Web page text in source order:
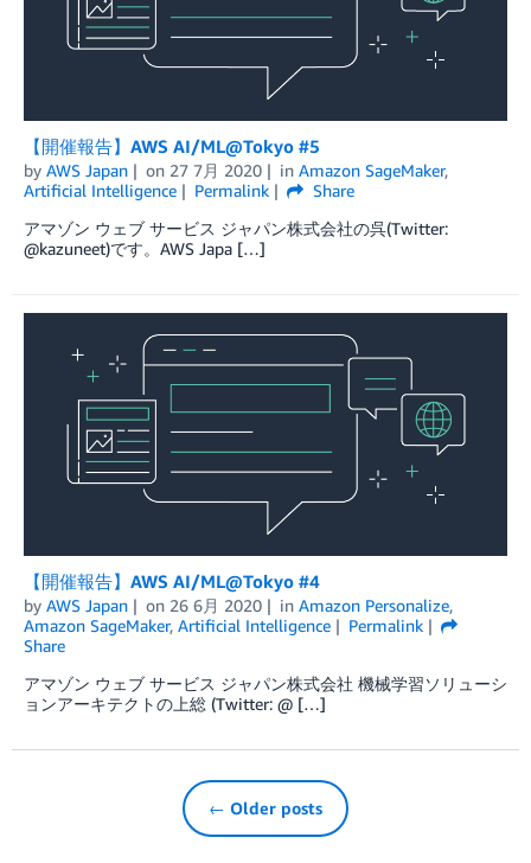
【開催報告】AWS AI/ML@Tokyo #5
by AWS Japan on 27 7月 2020 in Amazon SageMaker,
Artificial Intelligence
Permalink
Share
アマゾン ウェブ サービス ジャパン株式会社の呉(Twitter:
@kazuneet)です。AWS Japa […]
【開催報告】AWS AI/ML@Tokyo #4
by AWS Japan on 26 6月 2020 in Amazon Personalize,
Amazon SageMaker, Artificial Intelligence
Permalink
Share
アマゾン ウェブ サービス ジャパン株式会社 機械学習ソリューシ
ョンアーキテクトの上総 (Twitter: @ […]
← Older posts